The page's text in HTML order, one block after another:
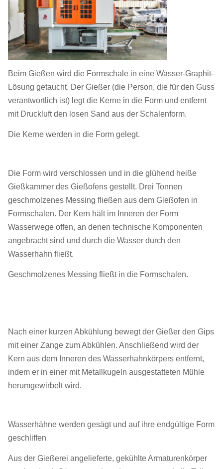
Beim Gießen wird die Formschale in eine Wasser-Graphit-
Lösung getaucht. Der Gießer (die Person, die für den Guss
verantwortlich ist) legt die Kerne in die Form und entfernt
mit Druckluft den losen Sand aus der Schalenform.
Die Kerne werden in die Form gelegt.
Die Form wird verschlossen und in die glühend heiße
Gießkammer des Gießofens gestellt. Drei Tonnen
geschmolzenes Messing fließen aus dem Gießofen in
Formschalen. Der Kern hält im Inneren der Form
Wasserwege offen, an denen technische Komponenten
angebracht sind und durch die Wasser durch den
Wasserhahn fließt.
Geschmolzenes Messing fließt in die Formschalen.
Nach einer kurzen Abkühlung bewegt der Gießer den Gips
mit einer Zange zum Abkühlen. Anschließend wird der
Kern aus dem Inneren des Wasserhahnkörpers entfernt,
indem er in einer mit Metallkugeln ausgestatteten Mühle
herumgewirbelt wird.
Wasserhähne werden gesägt und auf ihre endgültige Form
geschliffen
Aus der Gießerei angelieferte, gekühlte Armaturenkörper